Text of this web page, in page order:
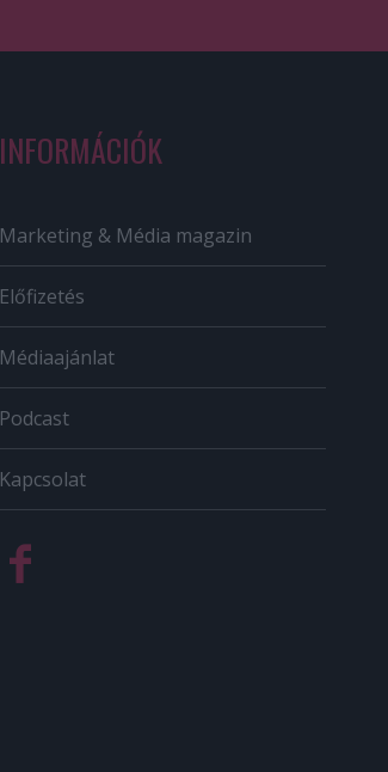
INFORMÁCIÓK
Marketing & Média magazin
Előfizetés
Médiaajánlat
Podcast
Kapcsolat